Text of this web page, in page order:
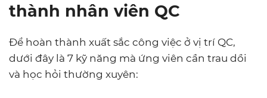
thành nhân viên QC
Để hoàn thành xuất sắc công việc ở vị trí QC,
dưới đây là 7 kỹ năng mà ứng viên cần trau dồi
và học hỏi thường xuyên: